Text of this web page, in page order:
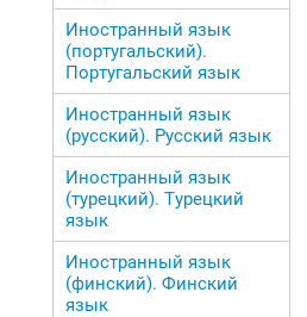
Иностранный язык
(португальский).
Португальский язык
Иностранный язык
(русский). Русский язык
Иностранный язык
(турецкий). Турецкий
язык
Иностранный язык
(финский). Финский
язык